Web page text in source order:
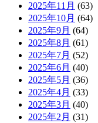
2025年11月 (63)
2025年10月 (64)
2025年9月 (64)
2025年8月 (61)
2025年7月 (52)
2025年6月 (40)
2025年5月 (36)
2025年4月 (33)
2025年3月 (40)
2025年2月 (31)